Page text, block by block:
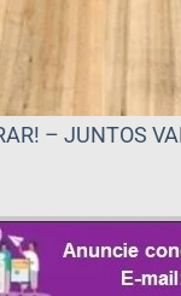
– JUNTOS